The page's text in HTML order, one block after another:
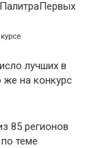
лучших в
же на конкурс
85 регионов
теме